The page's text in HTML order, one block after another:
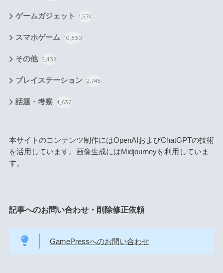
ゲームガジェット 1,574
スマホゲーム 10,830
その他 5,438
プレイステーション 2,745
話題・考察 4,632
本サイトのコンテンツ制作にはOpenAIおよびChatGPTの技術
を活用しています。画像生成にはMidjourneyを利用していま
す。
記事へのお問い合わせ・削除修正依頼
GamePressへのお問い合わせ